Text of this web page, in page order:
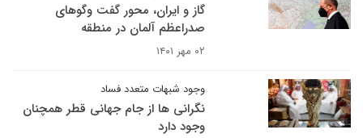
گاز و ایران، محور گفت وگوهای
صدراعظم آلمان در منطقه
۰۲ مهر ۱۴۰۱
وجود شبهات متعدد فساد
نگرانی ها از جام جهانی قطر همچنان
وجود دارد